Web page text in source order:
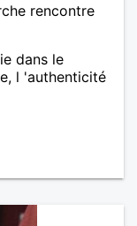
rencontre
dans le
l 'authenticité